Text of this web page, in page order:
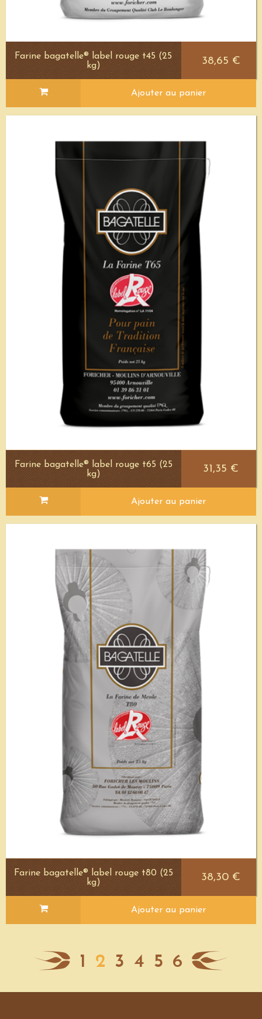
Voir le détail
Farine bagatelle® label rouge t45 (25
kg)
38,65 €
Ajouter au panier
Voir le détail
Farine bagatelle® label rouge t65 (25
kg)
31,35 €
Ajouter au panier
Farine bagatelle® label rouge t80 (25
kg)
38,30 €
Ajouter au panier
1 2 3 4 5 6